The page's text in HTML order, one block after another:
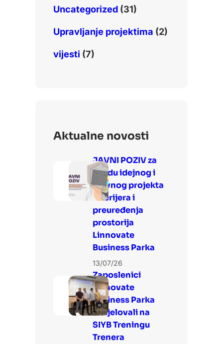
Uncategorized(31)
Upravljanje projektima (2)
vijesti (7)
Aktualne novosti
JAVNI POZIV za
izradu idejnog i
glavnog projekta
interijera i
preuređenja
prostorija
Linnovate
Business Parka
13/07/26
Zaposlenici
Linnovate
Business Parka
sudjelovali na
SIYB Treningu
Trenera